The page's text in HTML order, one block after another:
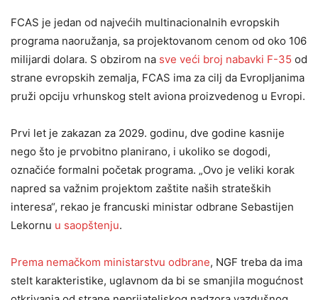
FCAS je jedan od najvećih multinacionalnih evropskih
programa naoružanja, sa projektovanom cenom od oko 106
milijardi dolara. S obzirom na sve veći broj nabavki F-35 od
strane evropskih zemalja, FCAS ima za cilj da Evropljanima
pruži opciju vrhunskog stelt aviona proizvedenog u Evropi.
Prvi let je zakazan za 2029. godinu, dve godine kasnije
nego što je prvobitno planirano, i ukoliko se dogodi,
označiće formalni početak programa. „Ovo je veliki korak
napred sa važnim projektom zaštite naših strateških
interesa“, rekao je francuski ministar odbrane Sebastijen
Lekornu u saopštenju.
Prema nemačkom ministarstvu odbrane, NGF treba da ima
stelt karakteristike, uglavnom da bi se smanjila mogućnost